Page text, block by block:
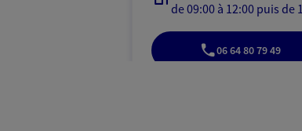
de 09:00 à 12:00 puis de
06 64 80 79 49